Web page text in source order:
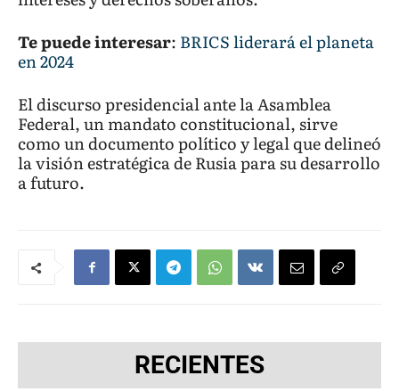
Te puede interesar: BRICS liderará el planeta
en 2024
El discurso presidencial ante la Asamblea
Federal, un mandato constitucional, sirve
como un documento político y legal que delineó
la visión estratégica de Rusia para su desarrollo
a futuro.
RECIENTES